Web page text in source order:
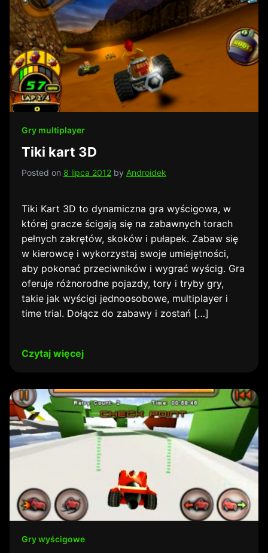
Gry multiplayer
Tiki kart 3D
Posted on 8 lipca 2012 by Androidek
Tiki Kart 3D to dynamiczna gra wyścigowa, w
której gracze ścigają się na zabawnych torach
pełnych zakrętów, skoków i pułapek. Zabaw się
w kierowcę i wykorzystaj swoje umiejętności,
aby pokonać przeciwników i wygrać wyścig. Gra
oferuje różnorodne pojazdy, tory i tryby gry,
takie jak wyścigi jednoosobowe, multiplayer i
time trial. Dołącz do zabawy i zostań […]
Czytaj więcej
Gry wyścigowe